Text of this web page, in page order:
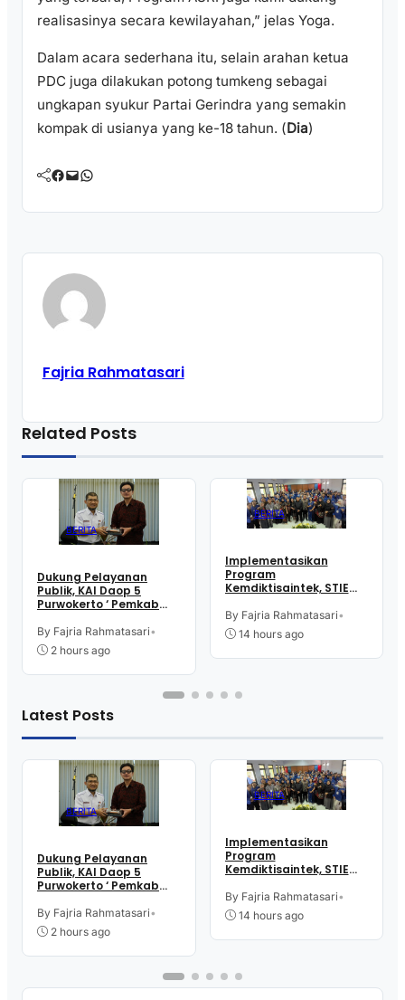
realisasinya secara kewilayahan,” jelas Yoga.
Dalam acara sederhana itu, selain arahan ketua
PDC juga dilakukan potong tumkeng sebagai
ungkapan syukur Partai Gerindra yang semakin
kompak di usianya yang ke-18 tahun. (Dia)
Facebook Mail WhatsApp
Fajria Rahmatasari
Related Posts
BERITA
Dukung Pelayanan
Publik, KAI Daop 5
Purwokerto ‘ Pemkab
Bersinergi
By Fajria Rahmatasari•
2 hours ago
BERITA
Implementasikan
Program
Kemdiktisaintek, STIE
Gelar Bina Talenta
Indonesia
By Fajria Rahmatasari•
14 hours ago
Latest Posts
BERITA
Dukung Pelayanan
Publik, KAI Daop 5
Purwokerto ‘ Pemkab
Bersinergi
By Fajria Rahmatasari•
2 hours ago
BERITA
Implementasikan
Program
Kemdiktisaintek, STIE
Gelar Bina Talenta
Indonesia
By Fajria Rahmatasari•
14 hours ago